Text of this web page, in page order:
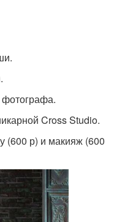
фотографа.
Cross Studio.
(600 р) и макияж (600